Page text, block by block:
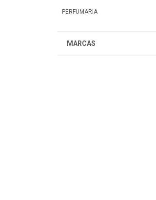
PERFUMARIA
MARCAS